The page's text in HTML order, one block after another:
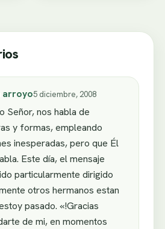
arroyo5 diciembre, 2008
Señor, nos habla de
y formas, empleando
inesperadas, pero que Él
Este día, el mensaje
particularmente dirigido
otros hermanos estan
pasado. «!Gracias
de mi, en momentos